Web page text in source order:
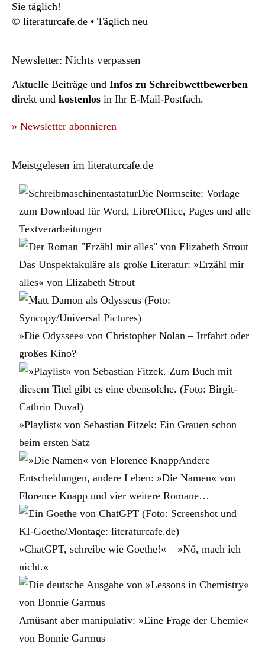
Sie täglich!
© literaturcafe.de • Täglich neu
Newsletter: Nichts verpassen
Aktuelle Beiträge und Infos zu Schreibwettbewerben
direkt und kostenlos in Ihr E-Mail-Postfach.
» Newsletter abonnieren
Meistgelesen im literaturcafe.de
Die Normseite: Vorlage
zum Download für Word, LibreOffice, Pages und alle
Textverarbeitungen
Das Unspektakuläre als große Literatur: »Erzähl mir
alles« von Elizabeth Strout
»Die Odyssee« von Christopher Nolan – Irrfahrt oder
großes Kino?
»Playlist« von Sebastian Fitzek: Ein Grauen schon
beim ersten Satz
Andere
Entscheidungen, andere Leben: »Die Namen« von
Florence Knapp und vier weitere Romane…
»ChatGPT, schreibe wie Goethe!« – »Nö, mach ich
nicht.«
Amüsant aber manipulativ: »Eine Frage der Chemie«
von Bonnie Garmus